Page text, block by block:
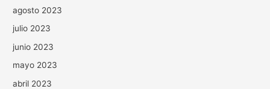
agosto 2023
julio 2023
junio 2023
mayo 2023
abril 2023